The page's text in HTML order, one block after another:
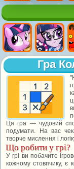
Гра
Ця гра — чудовий
подумати. На вас
творче мислення і
Що робити у грі?
У грі ви побачите
кожному стовпчику, є